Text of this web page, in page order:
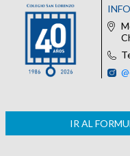
IR AL